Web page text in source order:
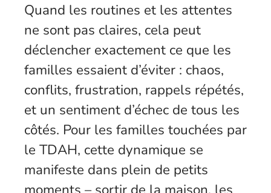
Quand les routines et les attentes
ne sont pas claires, cela peut
déclencher exactement ce que les
familles essaient d’éviter : chaos,
conflits, frustration, rappels répétés,
et un sentiment d’échec de tous les
côtés. Pour les familles touchées par
le TDAH, cette dynamique se
manifeste dans plein de petits